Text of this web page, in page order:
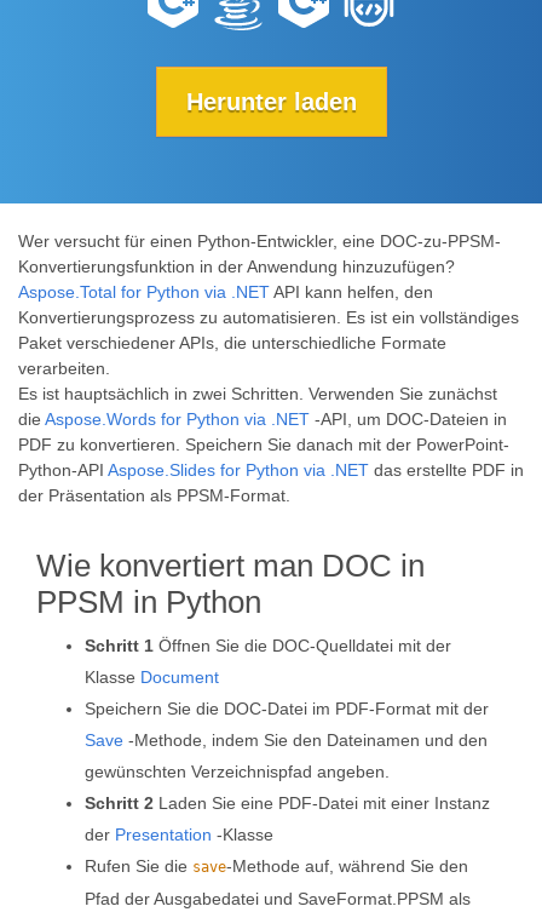
Herunter laden
Wer versucht für einen Python-Entwickler, eine DOC-zu-PPSM-
Konvertierungsfunktion in der Anwendung hinzuzufügen?
Aspose.Total for Python via .NETAPI kann helfen, den
Konvertierungsprozess zu automatisieren. Es ist ein vollständiges
Paket verschiedener APIs, die unterschiedliche Formate
verarbeiten.
Es ist hauptsächlich in zwei Schritten. Verwenden Sie zunächst
die Aspose.Words for Python via .NET -API, um DOC-Dateien in
PDF zu konvertieren. Speichern Sie danach mit der PowerPoint-
Python-API Aspose.Slides for Python via .NET das erstellte PDF in
der Präsentation als PPSM-Format.
Wie konvertiert man DOC in
PPSM in Python
Schritt 1 Öffnen Sie die DOC-Quelldatei mit der
Klasse Document
Speichern Sie die DOC-Datei im PDF-Format mit der
Save -Methode, indem Sie den Dateinamen und den
gewünschten Verzeichnispfad angeben.
Schritt 2 Laden Sie eine PDF-Datei mit einer Instanz
der Presentation -Klasse
Rufen Sie die save-Methode auf, während Sie den
Pfad der Ausgabedatei und SaveFormat.PPSM als